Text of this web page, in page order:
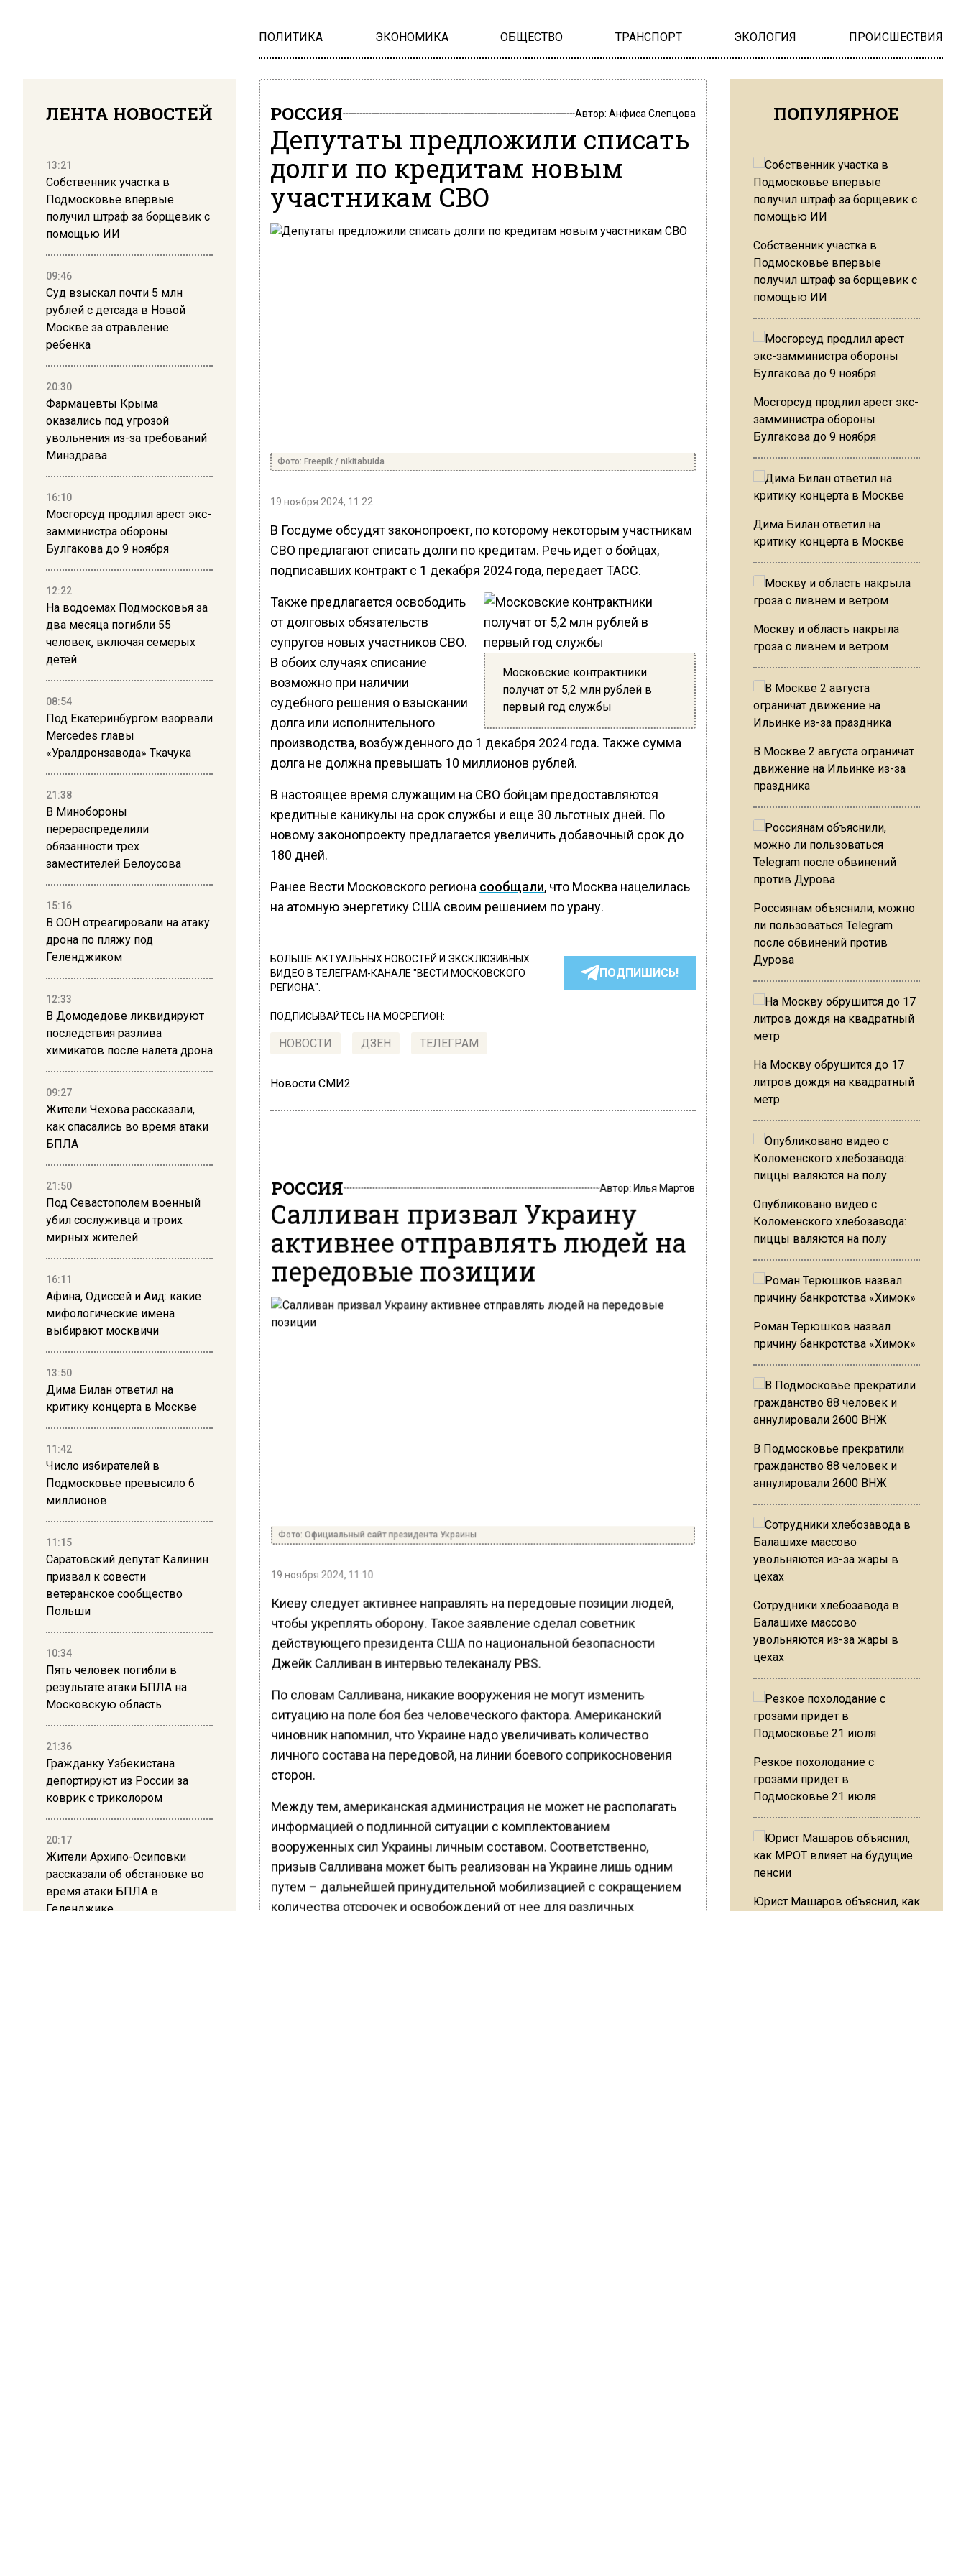
ПОЛИТИКА ЭКОНОМИКА ОБЩЕСТВО ТРАНСПОРТ ЭКОЛОГИЯ ПРОИСШЕСТВИЯ
ЛЕНТА НОВОСТЕЙ
13:21
Собственник участка в
Подмосковье впервые
получил штраф за борщевик с
помощью ИИ
09:46
Суд взыскал почти 5 млн
рублей с детсада в Новой
Москве за отравление
ребенка
20:30
Фармацевты Крыма
оказались под угрозой
увольнения из-за требований
Минздрава
16:10
Мосгорсуд продлил арест экс-
замминистра обороны
Булгакова до 9 ноября
12:22
На водоемах Подмосковья за
два месяца погибли 55
человек, включая семерых
детей
08:54
Под Екатеринбургом взорвали
Mercedes главы
«Уралдронзавода» Ткачука
21:38
В Минобороны
перераспределили
обязанности трех
заместителей Белоусова
15:16
В ООН отреагировали на атаку
дрона по пляжу под
Геленджиком
12:33
В Домодедове ликвидируют
последствия разлива
химикатов после налета дрона
09:27
Жители Чехова рассказали,
как спасались во время атаки
БПЛА
21:50
Под Севастополем военный
убил сослуживца и троих
мирных жителей
16:11
Афина, Одиссей и Аид: какие
мифологические имена
выбирают москвичи
13:50
Дима Билан ответил на
критику концерта в Москве
11:42
Число избирателей в
Подмосковье превысило 6
миллионов
11:15
Саратовский депутат Калинин
призвал к совести
ветеранское сообщество
Польши
10:34
Пять человек погибли в
результате атаки БПЛА на
Московскую область
21:36
Гражданку Узбекистана
депортируют из России за
коврик с триколором
20:17
Жители Архипо-Осиповки
рассказали об обстановке во
время атаки БПЛА в
Геленджике
РОССИЯ Автор: Анфиса Слепцова
Депутаты предложили списать
долги по кредитам новым
участникам СВО
Фото: Freepik / nikitabuida
19 ноября 2024, 11:22
В Госдуме обсудят законопроект, по которому некоторым участникам
СВО предлагают списать долги по кредитам. Речь идет о бойцах,
подписавших контракт с 1 декабря 2024 года, передает ТАСС.
Московские контрактники
получат от 5,2 млн рублей в
первый год службы
Также предлагается освободить
от долговых обязательств
супругов новых участников СВО.
В обоих случаях списание
возможно при наличии
судебного решения о взыскании
долга или исполнительного
производства, возбужденного до 1 декабря 2024 года. Также сумма
долга не должна превышать 10 миллионов рублей.
В настоящее время служащим на СВО бойцам предоставляются
кредитные каникулы на срок службы и еще 30 льготных дней. По
новому законопроекту предлагается увеличить добавочный срок до
180 дней.
Ранее Вести Московского региона сообщали, что Москва нацелилась
на атомную энергетику США своим решением по урану.
БОЛЬШЕ АКТУАЛЬНЫХ НОВОСТЕЙ И ЭКСКЛЮЗИВНЫХ
ВИДЕО В ТЕЛЕГРАМ-КАНАЛЕ "ВЕСТИ МОСКОВСКОГО
РЕГИОНА".
ПОДПИШИСЬ!
ПОДПИСЫВАЙТЕСЬ НА МОСРЕГИОН:
НОВОСТИ ДЗЕН ТЕЛЕГРАМ
Новости СМИ2
РОССИЯ Автор:Илья Мартов
Салливан призвал Украину
активнее отправлять людей на
передовые позиции
Фото: Официальный сайт президента Украины
19 ноября 2024, 11:10
Киеву следует активнее направлять на передовые позиции людей,
чтобы укреплять оборону. Такое заявление сделал советник
действующего президента США по национальной безопасности
Джейк Салливан в интервью телеканалу PBS.
По словам Салливана, никакие вооружения не могут изменить
ситуацию на поле боя без человеческого фактора. Американский
чиновник напомнил, что Украине надо увеличивать количество
личного состава на передовой, на линии боевого соприкосновения
сторон.
Между тем, американская администрация не может не располагать
информацией о подлинной ситуации с комплектованием
вооруженных сил Украины личным составом. Соответственно,
призыв Салливана может быть реализован на Украине лишь одним
путем – дальнейшей принудительной мобилизацией с сокращением
количества отсрочек и освобождений от нее для различных
ПОПУЛЯРНОЕ
Собственник участка в
Подмосковье впервые
получил штраф за борщевик с
помощью ИИ
Мосгорсуд продлил арест экс-
замминистра обороны
Булгакова до 9 ноября
Дима Билан ответил на
критику концерта в Москве
Москву и область накрыла
гроза с ливнем и ветром
В Москве 2 августа ограничат
движение на Ильинке из-за
праздника
Россиянам объяснили, можно
ли пользоваться Telegram
после обвинений против
Дурова
На Москву обрушится до 17
литров дождя на квадратный
метр
Опубликовано видео с
Коломенского хлебозавода:
пиццы валяются на полу
Роман Терюшков назвал
причину банкротства «Химок»
В Подмосковье прекратили
гражданство 88 человек и
аннулировали 2600 ВНЖ
Сотрудники хлебозавода в
Балашихе массово
увольняются из-за жары в
цехах
Резкое похолодание с
грозами придет в
Подмосковье 21 июля
Юрист Машаров объяснил, как